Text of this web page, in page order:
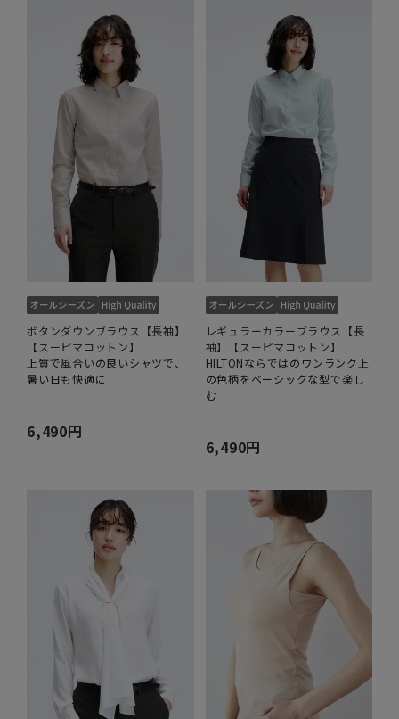
ボタンダウンブラウス【長袖】
【スーピマコットン】
上質で風合いの良いシャツで、
暑い日も快適に
6,490円
レギュラーカラーブラウス【長
袖】【スーピマコットン】
HILTONならではのワンランク上
の色柄をベーシックな型で楽し
む
6,490円